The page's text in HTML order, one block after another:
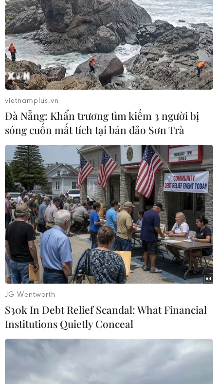
#Dự báo thời tiết #Nắng nóng
#Nắng nóng gay gắt
#El Nino
#Mùa Hè khắc nghiệt
Theo dõi VietnamPlus
TIN LIÊN QUAN
Đợt nắng nóng ở Tây Bắc Bộ và Trung
vietnamplus.vn
Đà Nẵng: Khẩn trương tìm kiếm 3 người bị
sóng cuốn mất tích tại bán đảo Sơn Trà
JG Wentworth
$30k In Debt Relief Scandal: What Financial
Institutions Quietly Conceal